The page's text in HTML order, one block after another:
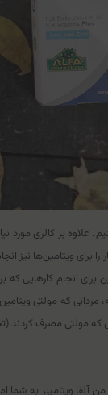
بر کالری مورد
برای ویتامین‌ها
انجام کارهایی
ویتامینز به شما